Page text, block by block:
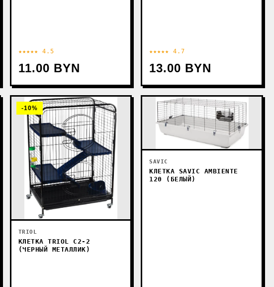
★★★★★ 4.5
11.00 BYN
★★★★★ 4.7
13.00 BYN
-10%
TRIOL
КЛЕТКА TRIOL C2-2
(ЧЕРНЫЙ МЕТАЛЛИК)
SAVIC
КЛЕТКА SAVIC AMBIENTE
120 (БЕЛЫЙ)